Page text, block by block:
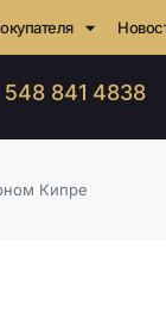
841 4838
Кипре